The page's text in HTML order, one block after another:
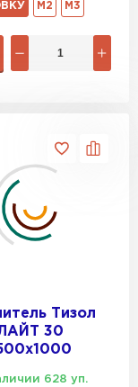
М2 М3
Тизол
30
628 уп.